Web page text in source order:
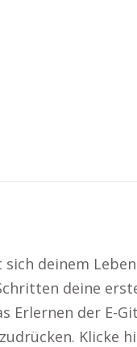
deinem
deine
Erlernen der E-
Klicke